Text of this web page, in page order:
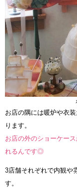
お店の隅には暖炉や衣
ります。
お店の外のショーケー
れるんです◎
3店舗それぞれで内観や
す。